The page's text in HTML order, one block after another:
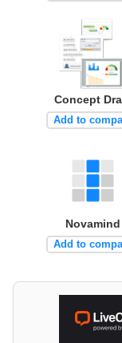
Concept
Add to
Novamind
Add to